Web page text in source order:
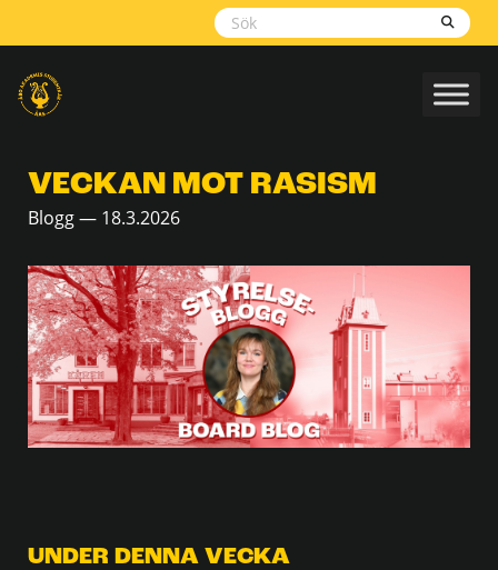
VECKAN MOT RASISM
Blogg — 18.3.2026
UNDER DENNA VECKA